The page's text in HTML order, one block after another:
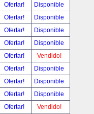
Ofertar!
Disponible
Ofertar!
Disponible
Ofertar!
Disponible
Ofertar!
Disponible
Ofertar!
Vendido!
Ofertar!
Disponible
Ofertar!
Disponible
Ofertar!
Disponible
Ofertar!
Vendido!